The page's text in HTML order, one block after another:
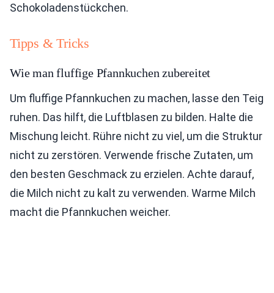
Schokoladenstückchen.
Tipps & Tricks
Wie man fluffige Pfannkuchen zubereitet
Um fluffige Pfannkuchen zu machen, lasse den Teig
ruhen. Das hilft, die Luftblasen zu bilden. Halte die
Mischung leicht. Rühre nicht zu viel, um die Struktur
nicht zu zerstören. Verwende frische Zutaten, um
den besten Geschmack zu erzielen. Achte darauf,
die Milch nicht zu kalt zu verwenden. Warme Milch
macht die Pfannkuchen weicher.